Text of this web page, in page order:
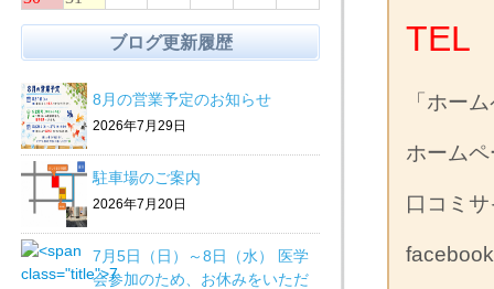
TEL
「ホー
ホーム
口コミ
ブログ更新履歴
8月の営業予定のお知らせ
2026年7月29日
駐車場のご案内
2026年7月20日
7月5日（日）～8日（水） 医学
会参加のため、お休みをいただ